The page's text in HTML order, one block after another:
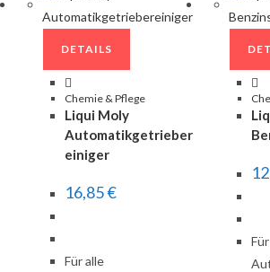
DETAILS
Chemie & Pflege
Liqui Moly
Automatikgetrieber
einiger
16,85€
Für alle